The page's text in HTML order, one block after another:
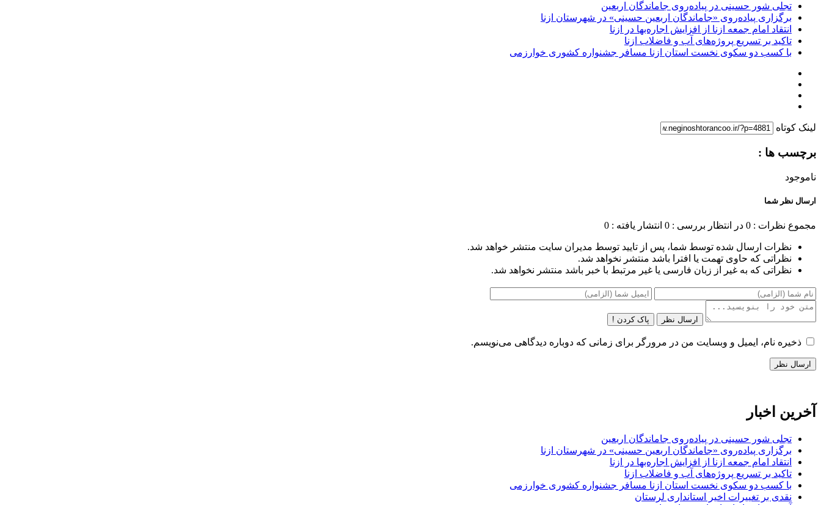
تجلی شور حسینی در پیاده‌روی جاماندگان اربعین
برگزاری پیاده‌روی «جاماندگان اربعین حسینی» در شهرستان ازنا
انتقاد امام جمعه ازنا از افزایش اجاره‌بها در ازنا
تاکید بر تسریع پروژه‌های آب و فاضلاب ازنا
با کسب دو سکوی نخست استان ازنا مسافر جشنواره کشوری خوارزمی
لینک کوتاه
برچسب ها :
ناموجود
ارسال نظر شما
مجموع نظرات : 0 در انتظار بررسی : 0 انتشار یافته : 0
نظرات ارسال شده توسط شما، پس از تایید توسط مدیران سایت منتشر خواهد شد.
نظراتی که حاوی تهمت یا افترا باشد منتشر نخواهد شد.
نظراتی که به غیر از زبان فارسی یا غیر مرتبط با خبر باشد منتشر نخواهد شد.
ارسال نظر پاک کردن !
ذخیره نام، ایمیل و وبسایت من در مرورگر برای زمانی که دوباره دیدگاهی می‌نویسم.
آخرین اخبار
تجلی شور حسینی در پیاده‌روی جاماندگان اربعین
برگزاری پیاده‌روی «جاماندگان اربعین حسینی» در شهرستان ازنا
انتقاد امام جمعه ازنا از افزایش اجاره‌بها در ازنا
تاکید بر تسریع پروژه‌های آب و فاضلاب ازنا
با کسب دو سکوی نخست استان ازنا مسافر جشنواره کشوری خوارزمی
نقدی بر تغییرات اخیر استانداری لرستان